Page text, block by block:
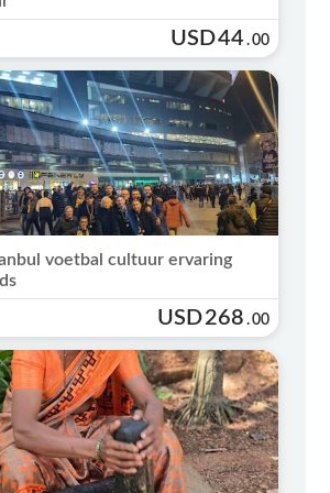
USD44 .00
voetbal cultuur ervaring
USD268 .00